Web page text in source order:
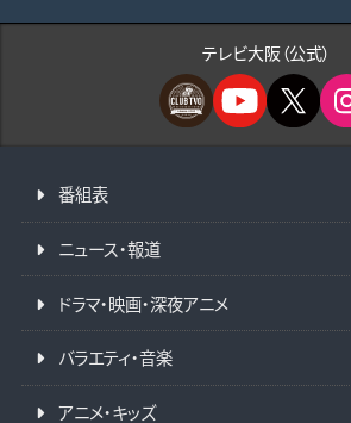
テレビ大阪（公式）
番組表
ニュース・報道
ドラマ・映画・深夜アニメ
バラエティ・音楽
アニメ・キッズ